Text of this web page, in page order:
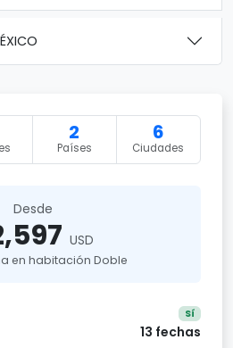
2
Países
6
Ciudades
Desde
USD
en habitación Doble
Sí
13 fechas